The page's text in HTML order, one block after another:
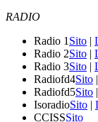
RADIO
Radio 1 Sito |
Radio 2Sito |
Radio 3Sito |
Radiofd4Sito |
Radiofd5Sito |
IsoradioSito |
CCISSSito